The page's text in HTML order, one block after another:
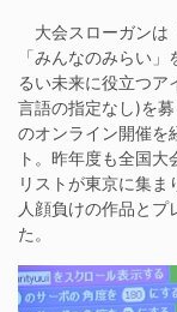
大会スローガンは
「みんなのみらい
るい未来に役立つ
言語の指定なし)を
のオンライン開催を
ト。昨年度も全国
リストが東京に集
人顔負けの作品とプ
た。